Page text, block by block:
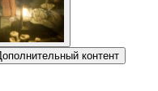
контент